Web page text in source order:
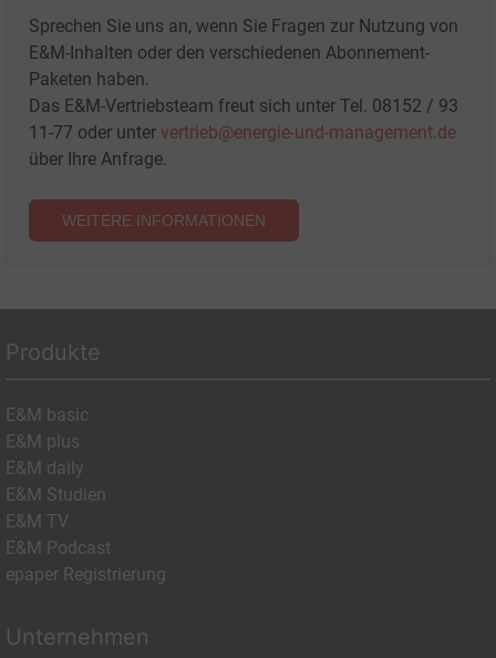
Sprechen Sie uns an, wenn Sie Fragen zur Nutzung von
E&M-Inhalten oder den verschiedenen Abonnement-
Paketen haben.
Das E&M-Vertriebsteam freut sich unter Tel. 08152 / 93
11-77 oder unter vertrieb@energie-und-management.de
über Ihre Anfrage.
WEITERE INFORMATIONEN
Produkte
E&M basic
E&M plus
E&M daily
E&M Studien
E&M TV
E&M Podcast
epaper Registrierung
Unternehmen